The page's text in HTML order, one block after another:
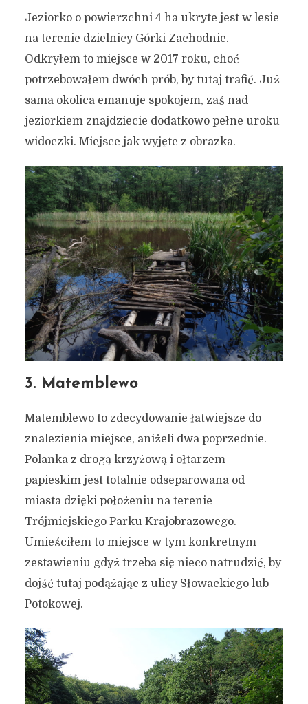
Jeziorko o powierzchni 4 ha ukryte jest w lesie
na terenie dzielnicy Górki Zachodnie.
Odkryłem to miejsce w 2017 roku, choć
potrzebowałem dwóch prób, by tutaj trafić. Już
sama okolica emanuje spokojem, zaś nad
jeziorkiem znajdziecie dodatkowo pełne uroku
widoczki. Miejsce jak wyjęte z obrazka.
3. Matemblewo
Matemblewo to zdecydowanie łatwiejsze do
znalezienia miejsce, aniżeli dwa poprzednie.
Polanka z drogą krzyżową i ołtarzem
papieskim jest totalnie odseparowana od
miasta dzięki położeniu na terenie
Trójmiejskiego Parku Krajobrazowego.
Umieściłem to miejsce w tym konkretnym
zestawieniu gdyż trzeba się nieco natrudzić, by
dojść tutaj podążając z ulicy Słowackiego lub
Potokowej.